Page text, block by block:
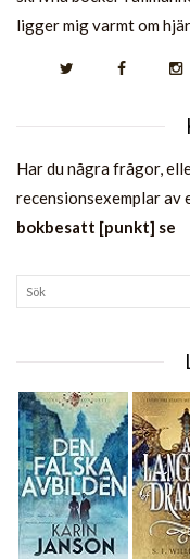
ligger mig varmt om
Har du några frågor,
recensionsexemplar av
bokbesatt [punkt] se